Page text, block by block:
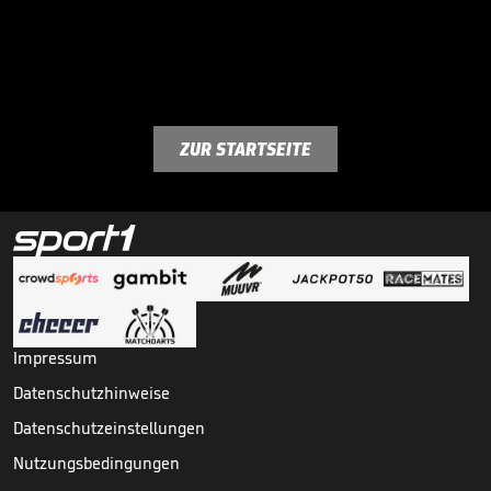
ZUR STARTSEITE
Impressum
Datenschutzhinweise
Datenschutzeinstellungen
Nutzungsbedingungen